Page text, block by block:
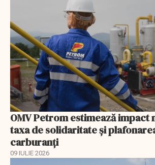
OMV Petrom estimează impact
taxa de solidaritate și
carburanți
09 IULIE 2026